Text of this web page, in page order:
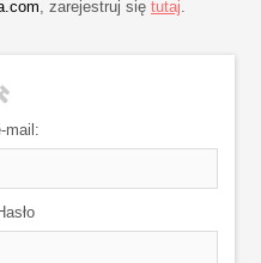
, zarejestruj się tutaj.
mail: